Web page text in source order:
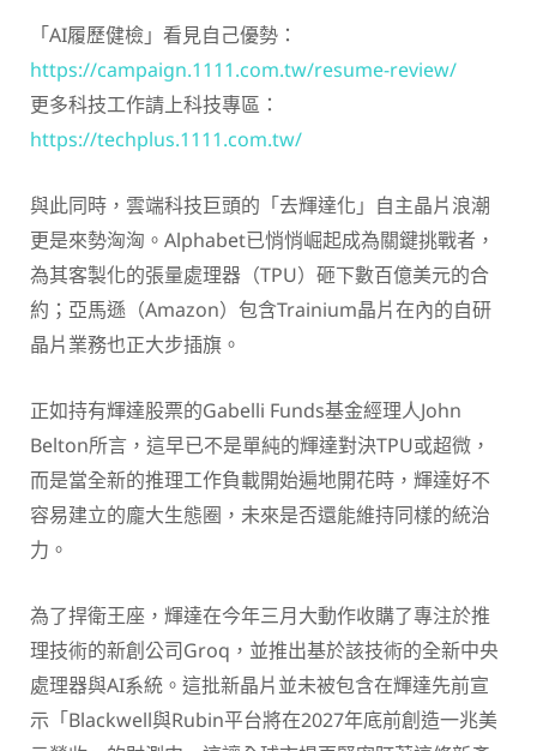
「AI履歷健檢」看見自己優勢：
https://campaign.1111.com.tw/resume-review/
更多科技工作請上科技專區：
https://techplus.1111.com.tw/
與此同時，雲端科技巨頭的「去輝達化」自主晶片浪潮
更是來勢洶洶。Alphabet已悄悄崛起成為關鍵挑戰者，
為其客製化的張量處理器（TPU）砸下數百億美元的合
約；亞馬遜（Amazon）包含Trainium晶片在內的自研
晶片業務也正大步插旗。
正如持有輝達股票的Gabelli Funds基金經理人John
Belton所言，這早已不是單純的輝達對決TPU或超微，
而是當全新的推理工作負載開始遍地開花時，輝達好不
容易建立的龐大生態圈，未來是否還能維持同樣的統治
力。
為了捍衛王座，輝達在今年三月大動作收購了專注於推
理技術的新創公司Groq，並推出基於該技術的全新中央
處理器與AI系統。這批新晶片並未被包含在輝達先前宣
示「Blackwell與Rubin平台將在2027年底前創造一兆美